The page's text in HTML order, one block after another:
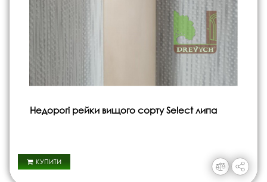
Недорогі рейки вищого сорту Select липа
КУПИТИ